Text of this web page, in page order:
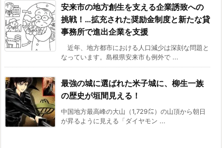
安来市の地方創生を支える企業誘致への
挑戦！…拡充された奨励金制度と新たな貸
事務所で進出企業を支援
近年、地方都市における人口減少は深刻な問題と
なっています。島根県安来市も例外で ...
最強の城に選ばれた米子城に、柳生一族
の歴史が垣間見える！
中国地方最高峰の大山（1,729㍍）の山頂から朝日
が昇るように見える「ダイヤモン ...